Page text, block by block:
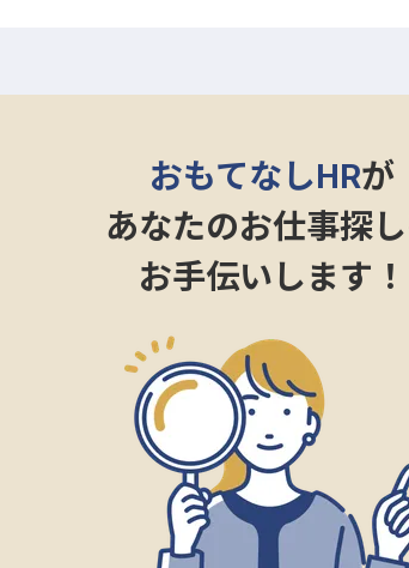
おもてなしHRが
あなたのお仕事探
お手伝いします！